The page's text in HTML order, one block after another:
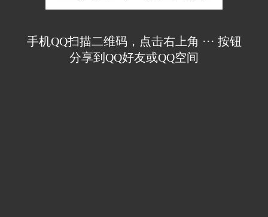
手机QQ扫描二维码，点击右上角 ··· 按钮
分享到QQ好友或QQ空间